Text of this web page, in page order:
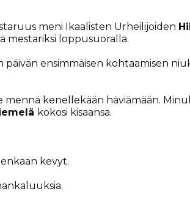
meni Ikaalisten Urheilijoiden
mestariksi loppusuoralla.
päivän ensimmäisen kohtaamisen
kenellekään häviämään.
kokosi kisaansa.
kevyt.